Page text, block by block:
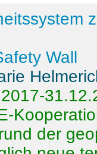
Wall
der